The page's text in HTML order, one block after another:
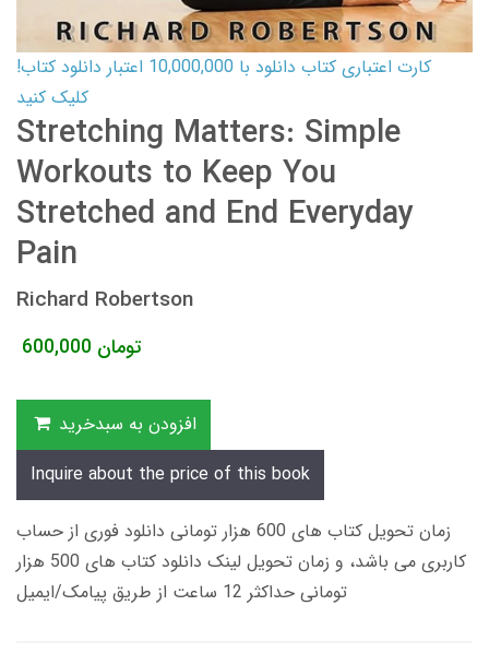
کارت اعتباری کتاب دانلود با 10,000,000 اعتبار دانلود کتاب!
کلیک کنید
Stretching Matters: Simple
Workouts to Keep You
Stretched and End Everyday
Pain
Richard Robertson
600,000 تومان
افزودن به سبدخرید
Inquire about the price of this book
زمان تحویل کتاب های 600 هزار تومانی دانلود فوری از حساب
کاربری می باشد، و زمان تحویل لینک دانلود کتاب های 500 هزار
تومانی حداکثر 12 ساعت از طریق پیامک/ایمیل